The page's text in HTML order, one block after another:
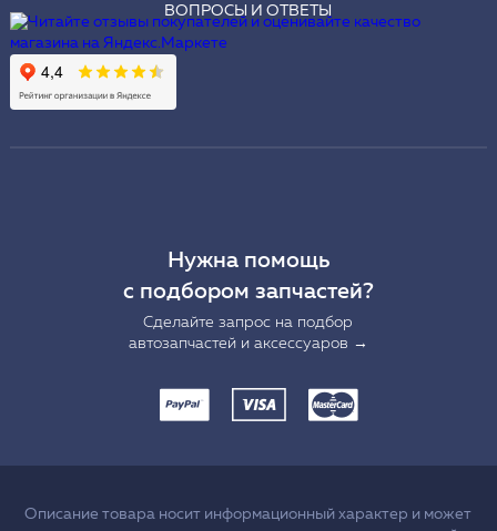
ВОПРОСЫ И ОТВЕТЫ
Нужна помощь
с подбором запчастей?
Сделайте запрос на подбор
автозапчастей и аксессуаров →
Описание товара носит информационный характер и может